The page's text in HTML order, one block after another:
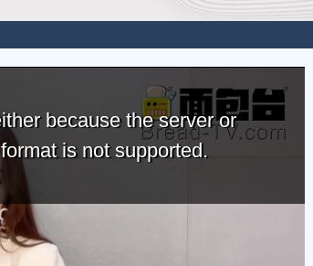
because the server or
is not supported.